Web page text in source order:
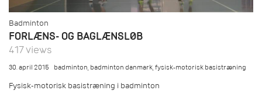
Badminton
FORLÆNS- OG BAGLÆNSLØB
417 views
30. april 2015 badminton,badminton danmark,fysisk-motorisk basistræning
Fysisk-motorisk basistræning i badminton